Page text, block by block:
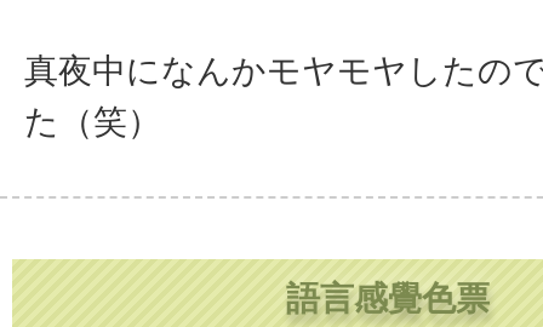
真夜中になんかモヤモヤしたの
た（笑）
語言感覺色票